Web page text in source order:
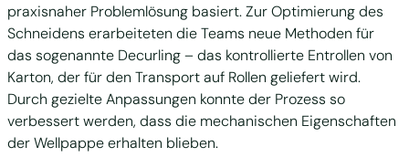
praxisnaher Problemlösung basiert. Zur Optimierung des
Schneidens erarbeiteten die Teams neue Methoden für
das sogenannte Decurling – das kontrollierte Entrollen von
Karton, der für den Transport auf Rollen geliefert wird.
Durch gezielte Anpassungen konnte der Prozess so
verbessert werden, dass die mechanischen Eigenschaften
der Wellpappe erhalten blieben.